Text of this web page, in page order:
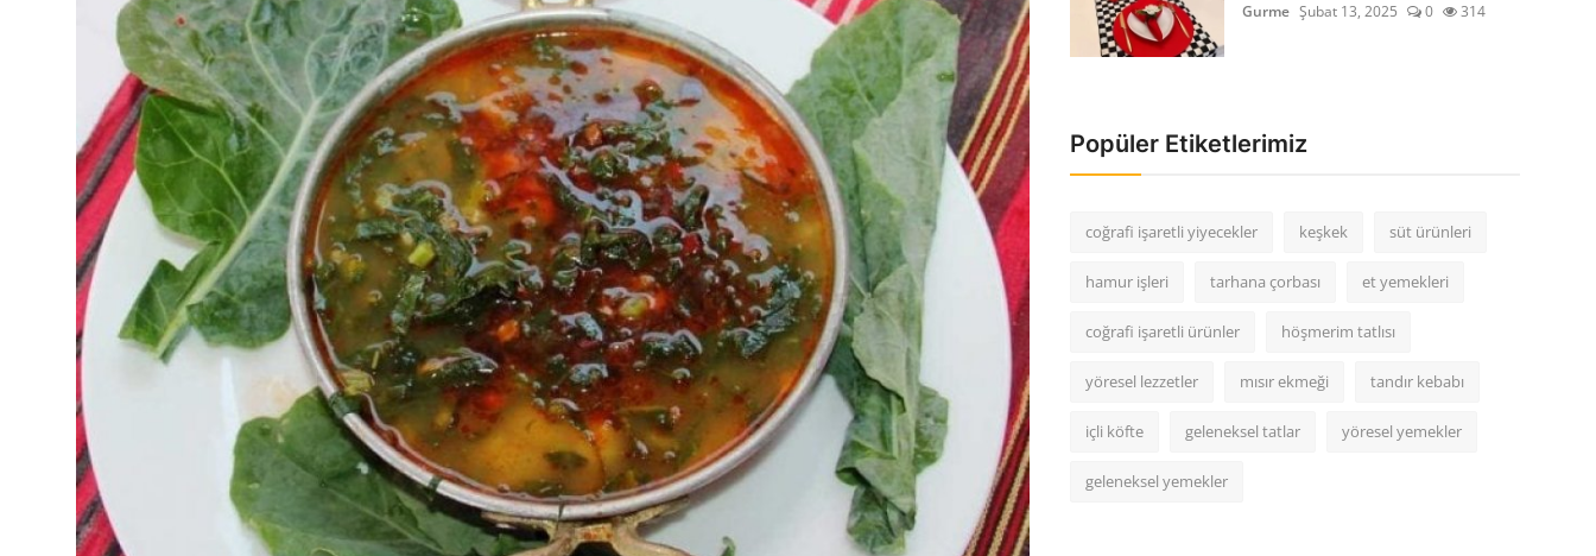
Gurme Şubat 13, 2025 0 314
Popüler Etiketlerimiz
coğrafi işaretli yiyecekler keşkek süt ürünleri
hamur işleri tarhana çorbası et yemekleri
coğrafi işaretli ürünler höşmerim tatlısı
yöresel lezzetler mısır ekmeği tandır kebabı
içli köfte geleneksel tatlar yöresel yemekler
geleneksel yemekler